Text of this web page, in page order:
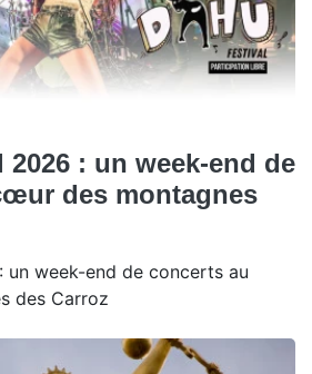
2026 : un week-end de
des montagnes
un week-end de concerts au
des Carroz